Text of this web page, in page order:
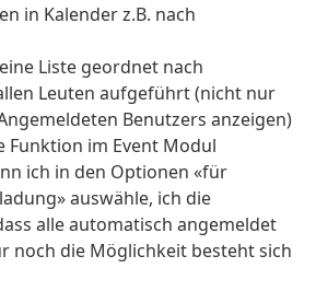
in Kalender z.B. nach
Liste geordnet nach
Leuten aufgeführt (nicht nur
Benutzers anzeigen)
Funktion im Event Modul
ich in den Optionen «für
auswähle, ich die
alle automatisch angemeldet
noch die Möglichkeit besteht sich